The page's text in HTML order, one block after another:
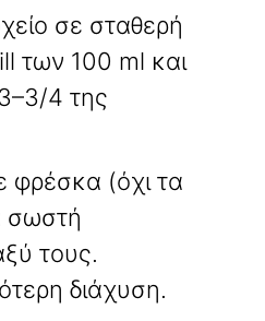
σε σταθερή
των 100 ml και
4 της
φρέσκα (όχι τα
σωστή
τους.
διάχυση.